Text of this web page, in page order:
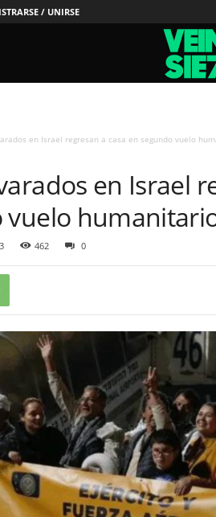
/ UNIRSE
en Israel regresan a casa en segundo vuelo
en Israel
vuelo
462 0